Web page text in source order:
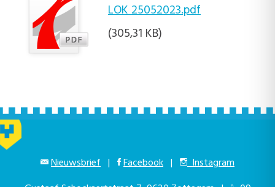
LOK 25052023.pdf
(305,31 KB)
Nieuwsbrief | Facebook |
Instagram